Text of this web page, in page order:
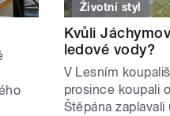
Životní styl
Kvůli
ledové vody?
V Lesním
prosince koupali
Štěpána